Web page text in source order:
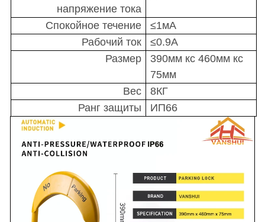
напряжение тока
Спокойное течение
≤1мА
Рабочий ток
≤0.9А
Размер
390мм кс 460мм кс
75мм
Вес
8КГ
Ранг защиты
ИП66